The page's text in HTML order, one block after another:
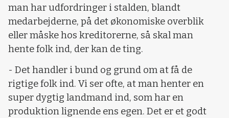
man har udfordringer i stalden, blandt
medarbejderne, på det økonomiske overblik
eller måske hos kreditorerne, så skal man
hente folk ind, der kan de ting.
- Det handler i bund og grund om at få de
rigtige folk ind. Vi ser ofte, at man henter en
super dygtig landmand ind, som har en
produktion lignende ens egen. Det er et godt